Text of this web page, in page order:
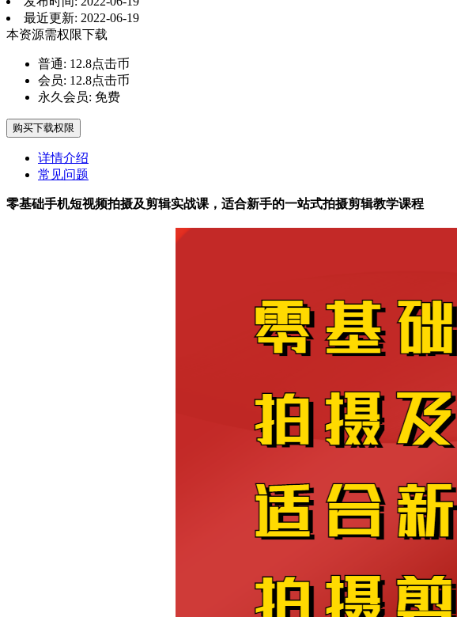
最近更新: 2022-06-19
本资源需权限下载
普通: 12.8点击币
会员: 12.8点击币
永久会员: 免费
购买下载权限
详情介绍
常见问题
零基础手机短视频拍摄及剪辑实战课，适合新手的一站式拍摄剪辑教学课程